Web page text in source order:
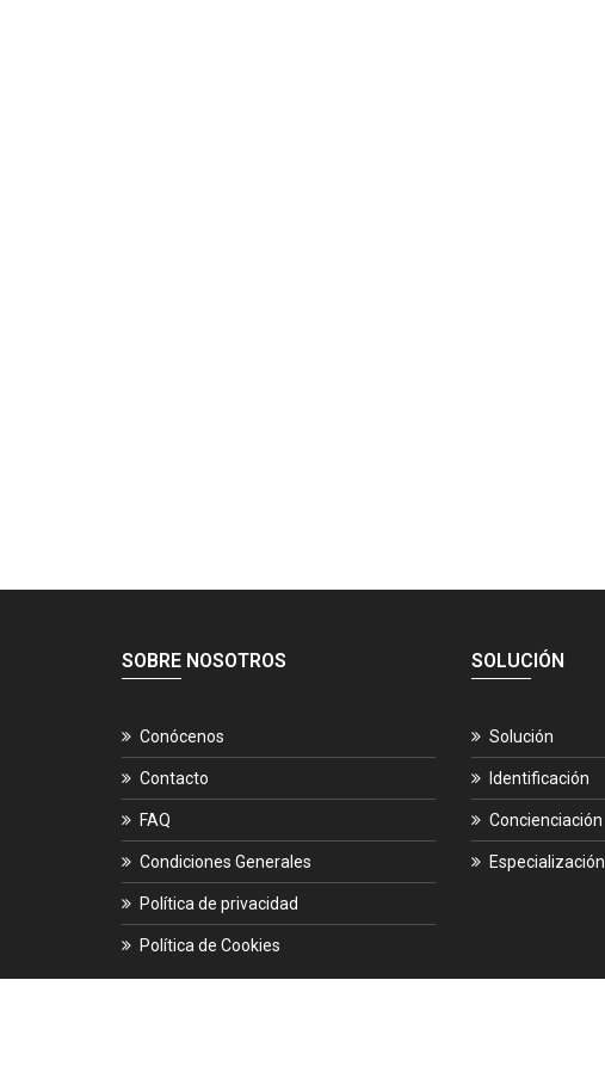
SOBRE NOSOTROS
Conócenos
Contacto
FAQ
Condiciones Generales
Política de privacidad
Política de Cookies
SOLUCIÓN
Solución
Identificación
Concienciación
Especialización